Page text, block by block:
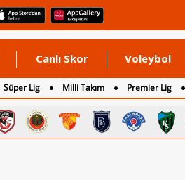
Canlı Skor Voleybol
Süper Lig Milli Takım Premier Lig